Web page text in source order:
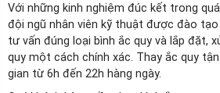
Với những kinh nghiệm đúc kết trong
đội ngũ nhân viên kỹ thuật được đào tạo
tư vấn đúng loại bình ắc quy và lắp đặt,
quy một cách chính xác. Thay ắc quy
gian từ 6h đến 22h hàng ngày.